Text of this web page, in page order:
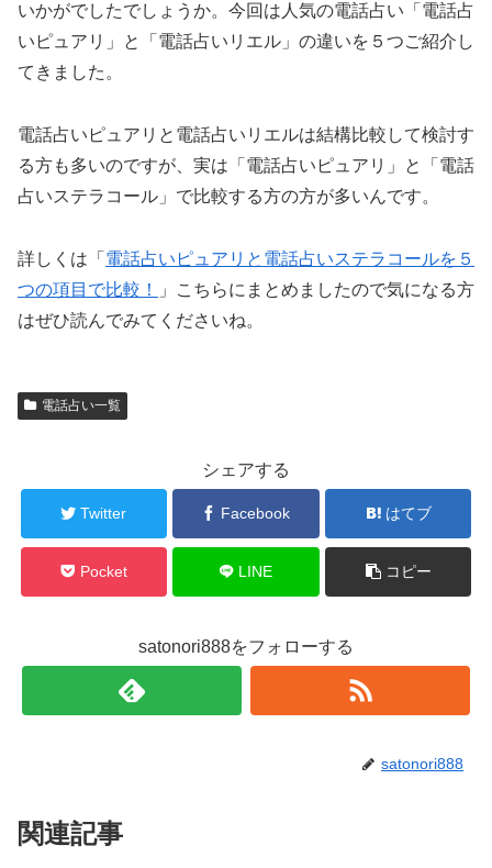
いかがでしたでしょうか。今回は人気の電話占い「電話占
いピュアリ」と「電話占いリエル」の違いを５つご紹介し
てきました。
電話占いピュアリと電話占いリエルは結構比較して検討す
る方も多いのですが、実は「電話占いピュアリ」と「電話
占いステラコール」で比較する方の方が多いんです。
詳しくは「 電話占いピュアリと電話占いステラコールを５
つの項目で比較！
」こちらにまとめましたので気になる方
はぜひ読んでみてくださいね。
電話占い一覧
シェアする
Twitter Facebook はてブ
Pocket LINE コピー
satonori888をフォローする
satonori888
関連記事